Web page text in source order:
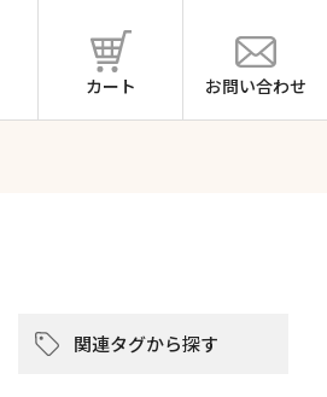
カート お問い合わせ
関連タグから探す